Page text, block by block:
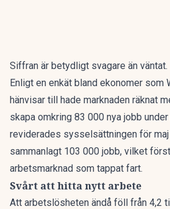
Siffran är betydligt svagare än väntat.
Enligt en enkät bland ekonomer som
hänvisar till hade marknaden räknat
skapa omkring 83 000 nya jobb
reviderades sysselsättningen för maj
sammanlagt 103 000 jobb, vilket
arbetsmarknad som tappat fart.
Svårt att hitta nytt arbete
Att arbetslösheten ändå föll från 4,2